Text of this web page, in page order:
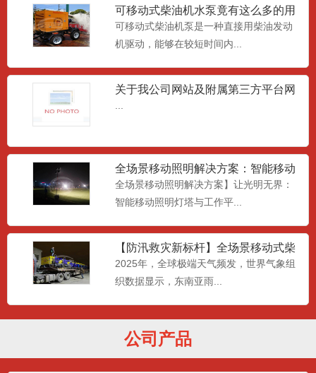
可移动式柴油机水泵竟有这么多的用
处
可移动式柴油机泵是一种直接用柴油发动
机驱动，能够在较短时间内...
关于我公司网站及附属第三方平台网
...
全场景移动照明解决方案：智能移动
照明灯塔与工作平台，重塑夜
全场景移动照明解决方案】让光明无界：
智能移动照明灯塔与工作平...
【防汛救灾新标杆】全场景移动式柴
油水泵车：全球应急排水解决
2025年，全球极端天气频发，世界气象组
织数据显示，东南亚雨...
公司产品
大流量潜水泵
低扬程大流量防汛泵是轴流式叶轮,永磁同
步潜水电机,具有大流量...
应急照明系统
应急照明系统搭载的一款液压升降照明灯
塔，4*1000w的照明...
移动照明工作平台
移动照明工作平台搭载4*1000wLED灯
头，皮卡车自动装卸...